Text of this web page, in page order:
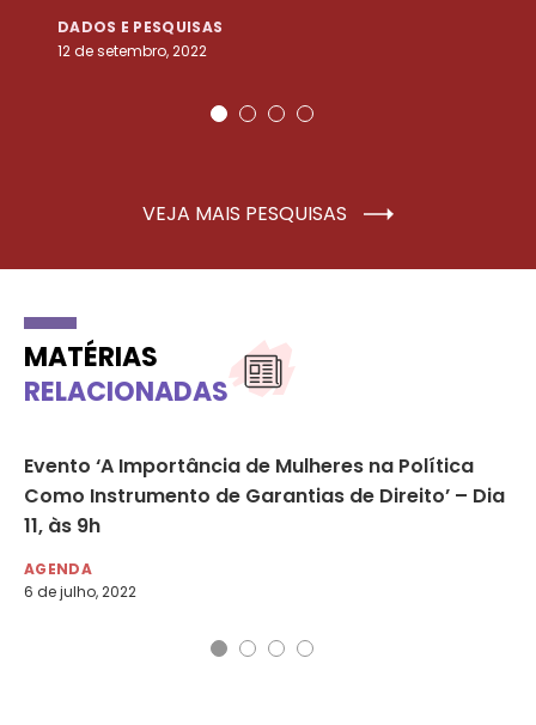
DADOS E PESQUISAS
12 de setembro, 2022
VEJA MAIS PESQUISAS
MATÉRIAS
RELACIONADAS
Evento ‘A Importância de Mulheres na Política
Como Instrumento de Garantias de Direito’ – Dia
11, às 9h
AGENDA
6 de julho, 2022